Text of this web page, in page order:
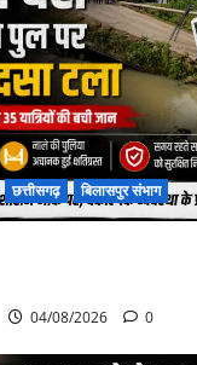
छत्तीसगढ़ बिलासपुर संभाग
04/08/2026 0